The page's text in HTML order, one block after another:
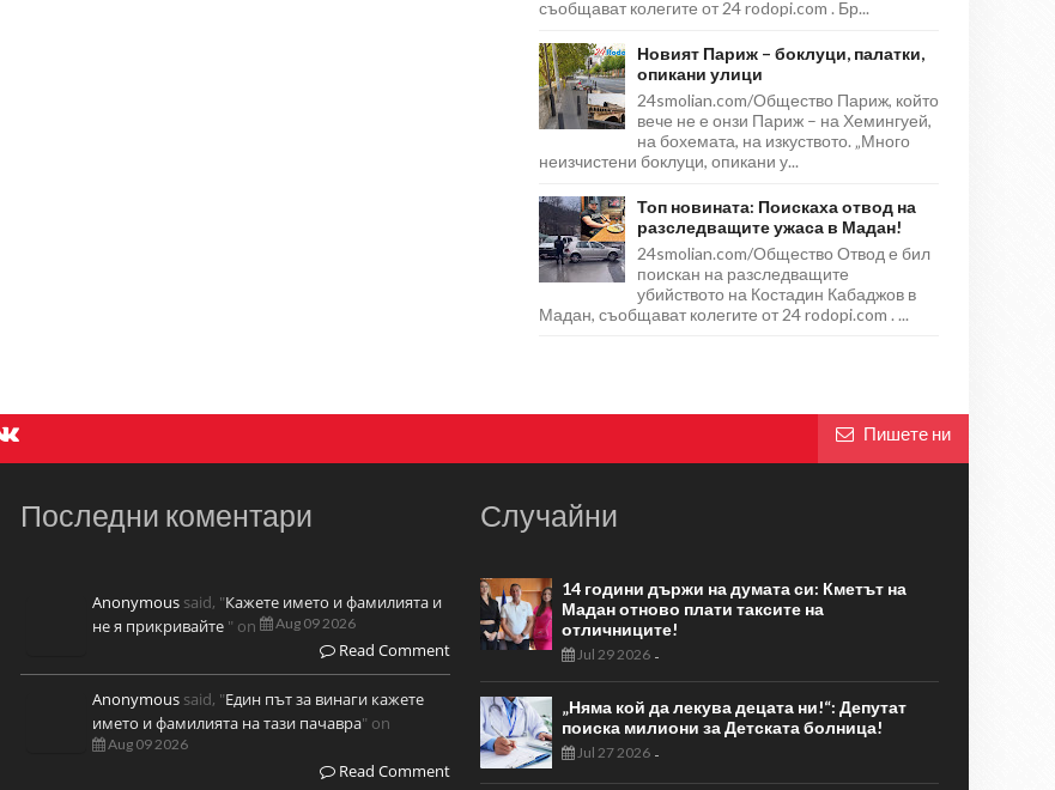
съобщават колегите от 24 rodopi.com . Бр...
Новият Париж – боклуци, палатки,
опикани улици
24smolian.com/Общество Париж, който
вече не е онзи Париж – на Хемингуей,
на бохемата, на изкуството. „Много
неизчистени боклуци, опикани у...
Топ новината: Поискаха отвод на
разследващите ужаса в Мадан!
24smolian.com/Общество Отвод е бил
поискан на разследващите
убийството на Костадин Кабаджов в
Мадан, съобщават колегите от 24 rodopi.com . ...
Пишете ни
Последни коментари
Anonymous said, "Кажете името и фамилията и
не я прикривайте " on Aug 09 2026
Read Comment
Anonymous said, "Един път за винаги кажете
името и фамилията на тази пачавра" on
Aug 09 2026
Read Comment
Случайни
14 години държи на думата си: Кметът на
Мадан отново плати таксите на
отличниците!
Jul 29 2026-
„Няма кой да лекува децата ни!“: Депутат
поиска милиони за Детската болница!
Jul 27 2026-